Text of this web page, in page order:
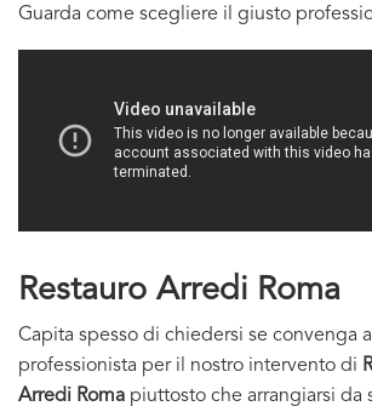
Guarda come scegliere il giusto
Restauro Arredi Roma
Capita spesso di chiedersi se convenga
professionista per il nostro intervento di
Arredi Roma piuttosto che arrangiarsi da